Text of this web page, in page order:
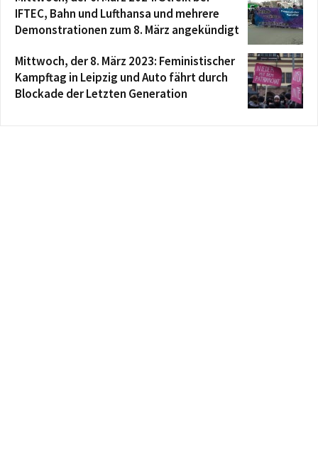
IFTEC, Bahn und Lufthansa und mehrere
Demonstrationen zum 8. März angekündigt
Mittwoch, der 8. März 2023: Feministischer
Kampftag in Leipzig und Auto fährt durch
Blockade der Letzten Generation